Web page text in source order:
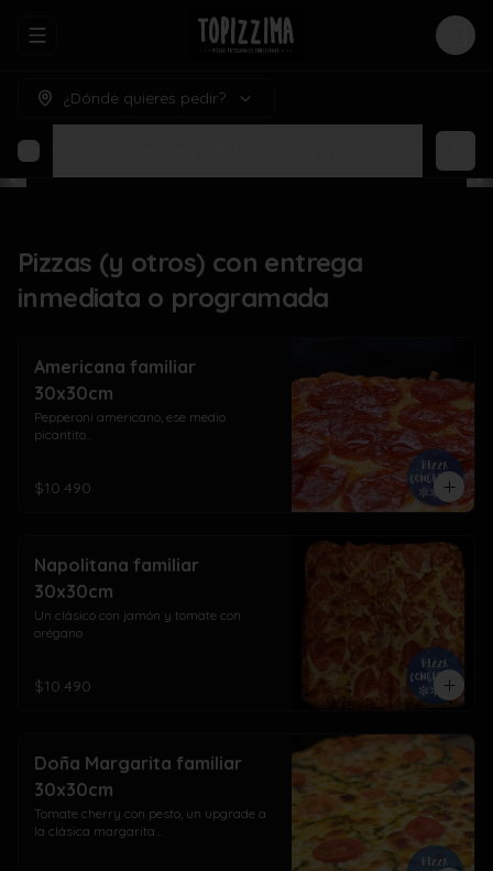
Abrir menu de navegación Login
¿Dónde quieres pedir?
Pizzas (y otros) con entrega
inmediata o programada
Americana familiar
30x30cm
Pepperoni americano, ese medio
picantito...
$10.490
Napolitana familiar
30x30cm
Un clásico con jamón y tomate con
orégano
$10.490
Doña Margarita familiar
30x30cm
Tomate cherry con pesto, un upgrade a
la clásica margarita...